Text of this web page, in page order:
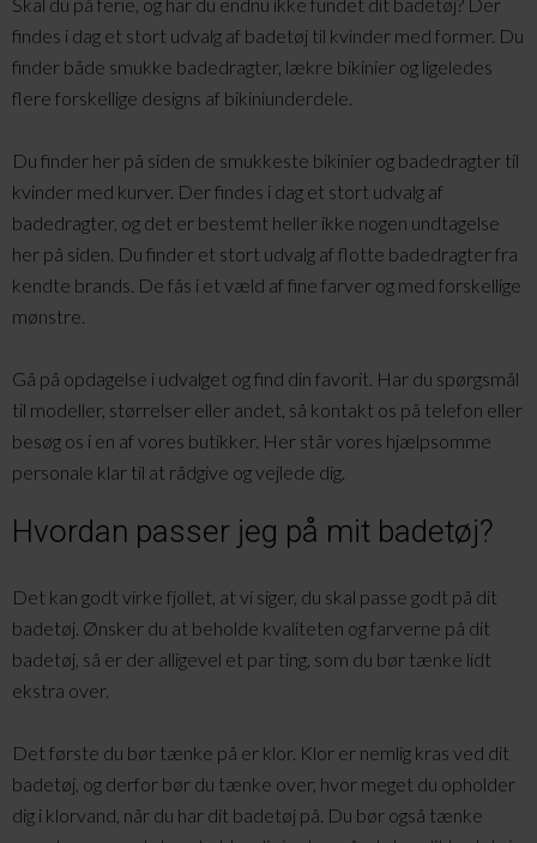
Skal du på ferie, og har du endnu ikke fundet dit badetøj? Der
findes i dag et stort udvalg af badetøj til kvinder med former. Du
finder både smukke badedragter, lækre bikinier og ligeledes
flere forskellige designs af bikiniunderdele.
Du finder her på siden de smukkeste bikinier og badedragter til
kvinder med kurver. Der findes i dag et stort udvalg af
badedragter, og det er bestemt heller ikke nogen undtagelse
her på siden. Du finder et stort udvalg af flotte badedragter fra
kendte brands. De fås i et væld af fine farver og med forskellige
mønstre.
Gå på opdagelse i udvalget og find din favorit. Har du spørgsmål
til modeller, størrelser eller andet, så kontakt os på telefon eller
besøg os i en af vores butikker. Her står vores hjælpsomme
personale klar til at rådgive og vejlede dig.
Hvordan passer jeg på mit badetøj?
Det kan godt virke fjollet, at vi siger, du skal passe godt på dit
badetøj. Ønsker du at beholde kvaliteten og farverne på dit
badetøj, så er der alligevel et par ting, som du bør tænke lidt
ekstra over.
Det første du bør tænke på er klor. Klor er nemlig kras ved dit
badetøj, og derfor bør du tænke over, hvor meget du opholder
dig i klorvand, når du har dit badetøj på. Du bør også tænke